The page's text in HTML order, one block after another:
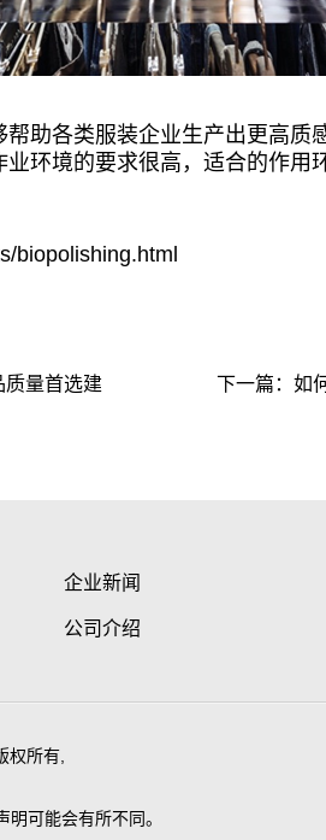
帮助各类服装企业生产出更高质
环境的要求很高，适合的作用
biopolishing.html
质量首选建
下一篇：如
企业新闻
公司介绍
权所有,
可能会有所不同。